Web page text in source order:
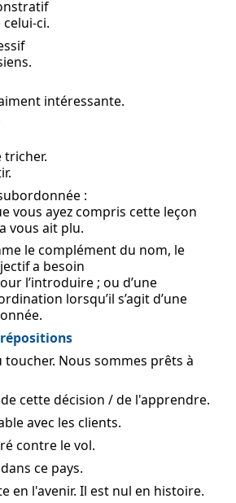
ci.
intéressante.
tricher.
:
vous ayez compris cette leçon
vous ait plu.
le complément du nom, le
a besoin
l’introduire ; ou d’une
lorsqu’il s’agit d’une
toucher. Nous sommes prêts à
cette décision / de l'apprendre.
avec les clients.
contre le vol.
ce pays.
en l'avenir. Il est nul en histoire.